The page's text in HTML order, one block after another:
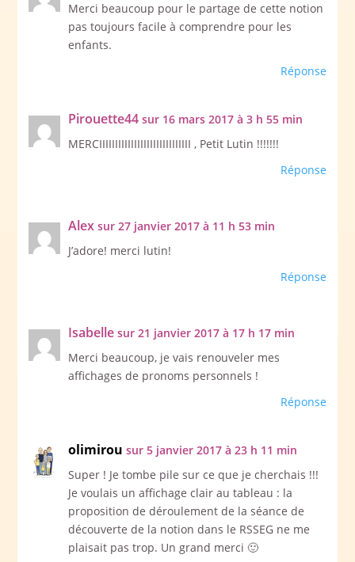
Merci beaucoup pour le partage de cette notion
pas toujours facile à comprendre pour les
enfants.
Réponse
Pirouette44 sur 16 mars 2017 à 3 h 55 min
MERCIIIIIIIIIIIIIIIIIIIIIIIIIIIII , Petit Lutin !!!!!!!
Réponse
Alex sur 27 janvier 2017 à 11 h 53 min
J’adore! merci lutin!
Réponse
Isabelle sur 21 janvier 2017 à 17 h 17 min
Merci beaucoup, je vais renouveler mes
affichages de pronoms personnels !
Réponse
olimirou sur 5 janvier 2017 à 23 h 11 min
Super ! Je tombe pile sur ce que je cherchais !!!
Je voulais un affichage clair au tableau : la
proposition de déroulement de la séance de
découverte de la notion dans le RSSEG ne me
plaisait pas trop. Un grand merci 🙂